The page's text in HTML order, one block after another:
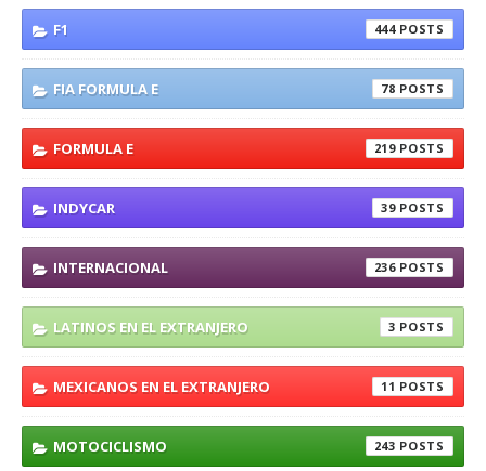
F1 444
FIA FORMULA E 78
FORMULA E 219
INDYCAR 39
INTERNACIONAL 236
LATINOS EN EL EXTRANJERO 3
MEXICANOS EN EL EXTRANJERO 11
MOTOCICLISMO 243